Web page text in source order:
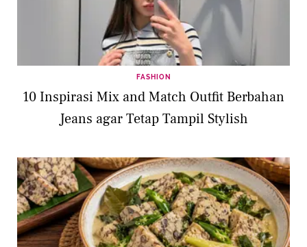
FASHION
10 Inspirasi Mix and Match Outfit Berbahan
Jeans agar Tetap Tampil Stylish